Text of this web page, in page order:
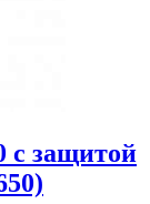
с защитой